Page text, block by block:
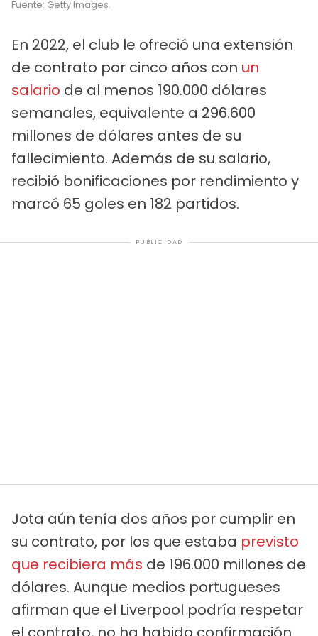
Fuente: Getty Images.
En 2022, el club le ofreció una extensión
de contrato por cinco años con un
salario de al menos 190.000 dólares
semanales, equivalente a 296.600
millones de dólares antes de su
fallecimiento. Además de su salario,
recibió bonificaciones por rendimiento y
marcó 65 goles en 182 partidos.
PUBLICIDAD
Jota aún tenía dos años por cumplir en
su contrato, por los que estaba previsto
que recibiera más de 196.000 millones de
dólares. Aunque medios portugueses
afirman que el Liverpool podría respetar